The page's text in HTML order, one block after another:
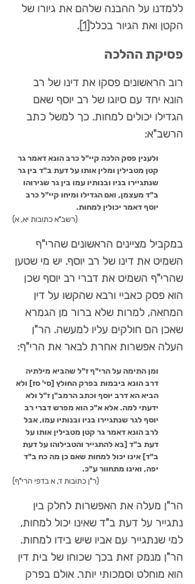
ללמדנו על ההבנה שלהם את גיורו של
הקטן ואת הגיור בכלל
.
פסיקת ההלכה
רוב הראשונים פסקו את דינו של רב
הונא יחד עם סיוגו של רב יוסף שאם
הגדילו יכולים למחות. כך למשל כתב
הרשב"א:
ולענין פסק הלכה קיי"ל כרב הונא דאמר גר
קטן מטבילין ומלין אותו על דעת ב"ד בין גר
שנתגיירו בניו ובנותיו עמו בין גר שגירוהו
ב"ד מעצמן, ואם הגדילו ומיחו קיי"ל כרב
יוסף דאמר יכולין למחות.
(רשב"א כתובות יא, א)
במקביל מציינים הראשונים שהרי"ף
השמיט את דינו של רב יוסף. יש מי שטען
שהרי"ף השמיט את דברי רב יוסף שכן
הוא פסק כאביי ורבא שהקשו על דין
המחאה, למרות שלא ברור מן הגמרא
שאכן הם חולקים עליו למעשה. הר"ן
העלה אפשרות אחרת לבאר את הרי"ף:
ומן התימה על הרי"ף ז"ל שהביא מילתיה
דרב הונא ביבמות בפרק החולץ [סי' סז] ולא
הביא הא דרב יוסף וכתב הרמב"ן ז"ל ולא
ידעתי למה. אלא א"כ הוא מפרש דברי רב
יוסף לגר שנתגיירו בניו ובנותיו עמו, אבל
לרב הונא דאמר גר קטן מטבילין אותו על
דעת ב"ד [בא להתגייר והטבילוהו על דעת
ב"ד] אינו יכול למחות שאם כן מה כח ב"ד
יפה, ואינו מתחוור ע"כ.
(ר"ן כתובות ד, א בדפי הרי"ף)
הר"ן מעלה את האפשרות לחלק בין
נתגייר על דעת ב"ד שאינו יכול למחות,
למי שנתגייר עם אביו שיש בידו למחות.
הר"ן מנמק זאת בכך שכוחו של בית דין
הוא מוחלט וסמכותי יותר. אולם בפרק